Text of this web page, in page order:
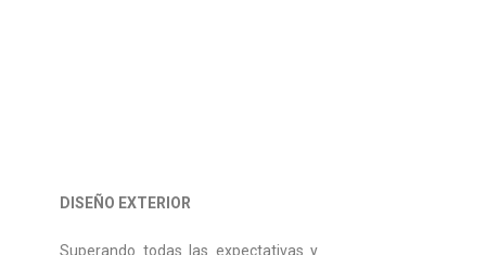
DISEÑO EXTERIOR
Superando todas las expectativas y